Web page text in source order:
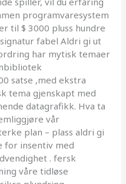
programvaresystem
til $ 3000 pluss hundre
fabel Aldri gi ut
har mytisk temaer
satse ,med ekstra
tema gjenskapt med
datagrafikk. Hva ta
vår
plan – plass aldri gi
for insentiv med
. fersk
våre tidløse